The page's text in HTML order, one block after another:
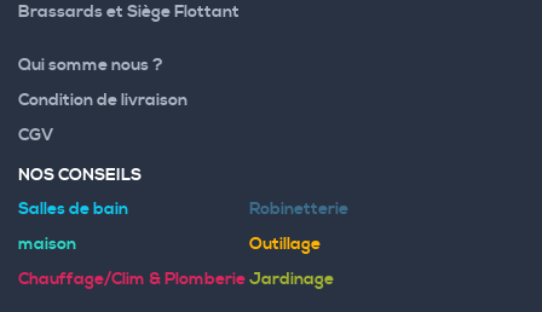
Brassards et Siège Flottant
Qui somme nous ?
Condition de livraison
CGV
NOS CONSEILS
Salles de bain
Robinetterie
maison
Outillage
Chauffage/Clim & PlomberieJardinage